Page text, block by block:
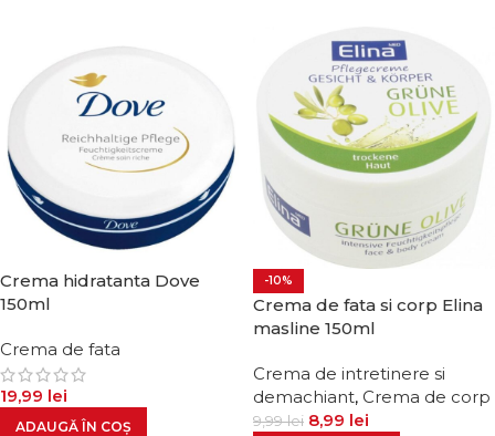
Crema hidratanta Dove
150ml
Crema de fata
19,99 lei
ADAUGĂ ÎN COȘ
-10%
Crema de fata si corp Elina
masline 150ml
Crema de intretinere si
demachiant, Crema de corp
9,99lei 8,99 lei